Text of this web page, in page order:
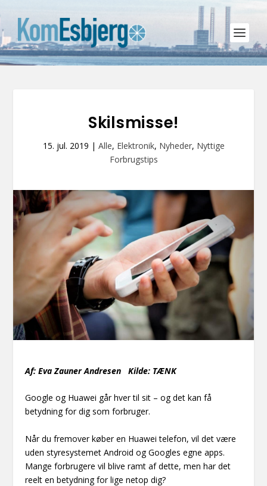
Skilsmisse!
15. jul. 2019 | Alle, Elektronik, Nyheder, Nyttige
Forbrugstips
Af: Eva Zauner AndresenKilde: TÆNK
Google og Huawei går hver til sit – og det kan få
betydning for dig som forbruger.
Når du fremover køber en Huawei telefon, vil det være
uden styresystemet Android og Googles egne apps.
Mange forbrugere vil blive ramt af dette, men har det
reelt en betydning for lige netop dig?